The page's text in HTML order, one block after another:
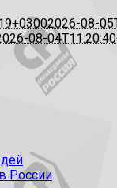
2026-08-
08-
России